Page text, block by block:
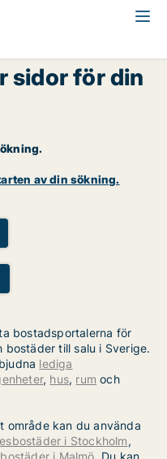
sidor för din
av din sökning.
bostadsportalerna för
till salu i Sverige.
lediga
, hus, rum och
område kan du använda
i Stockholm,
i Malmö. Du kan